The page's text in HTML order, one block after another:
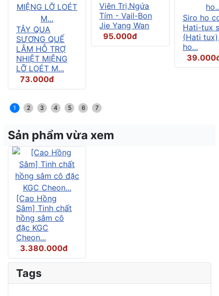
TÂY QUA
SƯƠNG QUẾ
LÂM HỖ TRỢ
NHIỆT MIỆNG
LỠ LOÉT M...
73.000đ
Viên Trị.Ngứa
Tím - Vail-Bon
Jie Yang Wan
95.000đ
Siro ho
Hati-tux
(Hati
ho...
1 2 3 4 5 6 7
Sản phẩm vừa xem
[Cao Hồng
Sâm] Tinh chất
hồng sâm cô
đặc KGC
Cheon...
3.380.000đ
Tags